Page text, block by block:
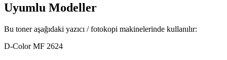
Uyumlu Modeller
Bu toner aşağıdaki yazıcı / fotokopi makinelerinde kullanılır:
D-Color MF 2624